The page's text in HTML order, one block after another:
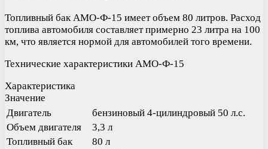
Топливный бак АМО-Ф-15 имеет объем 80 литров. Расход
топлива автомобиля составляет примерно 23 литра на 100
км, что является нормой для автомобилей того времени.
Технические характеристики АМО-Ф-15
Характеристика
Значение
Двигатель
бензиновый 4-цилиндровый 50 л.с.
Объем двигателя
3,3 л
Топливный бак
80 л